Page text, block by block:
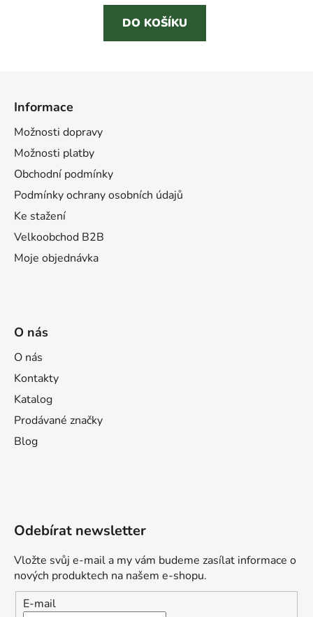
DO KOŠÍKU
Informace
Možnosti dopravy
Možnosti platby
Obchodní podmínky
Podmínky ochrany osobních údajů
Ke stažení
Velkoobchod B2B
Moje objednávka
O nás
O nás
Kontakty
Katalog
Prodávané značky
Blog
Odebírat newsletter
Vložte svůj e-mail a my vám budeme zasílat informace o
nových produktech na našem e-shopu.
E-mail